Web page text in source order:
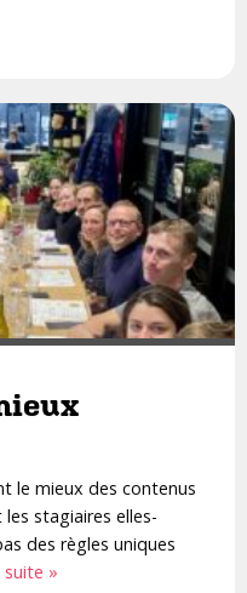
le mieux des contenus
stagiaires elles-
des règles uniques
»